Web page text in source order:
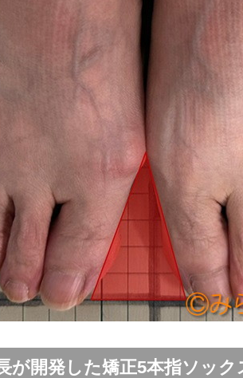
が開発した矯正5本指ソック